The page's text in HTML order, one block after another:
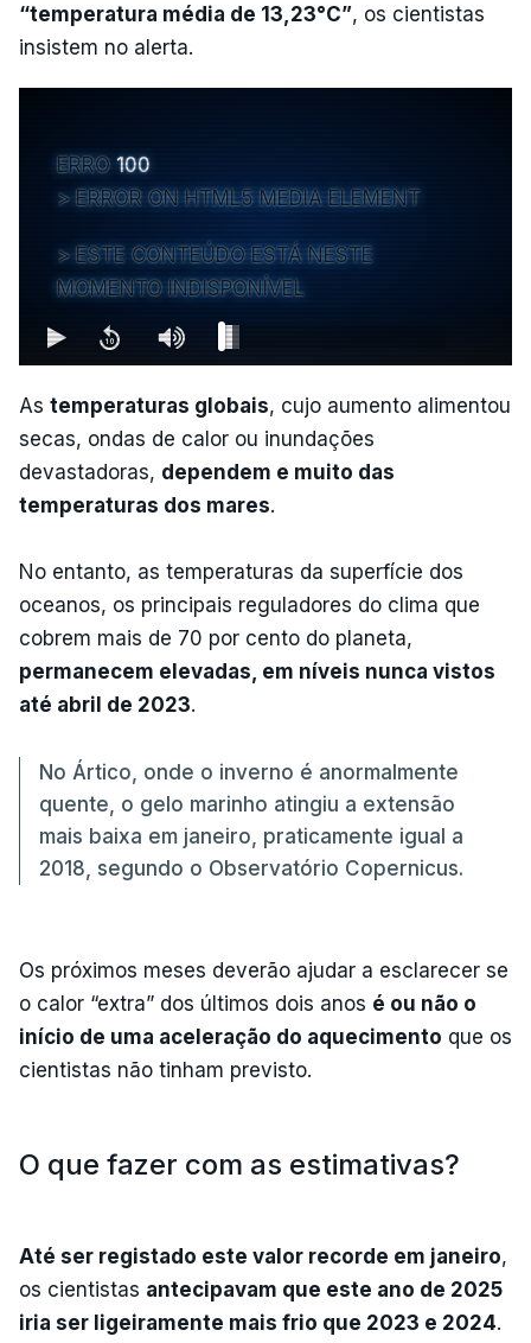
“temperatura média de 13,23°C”, os cientistas
insistem no alerta.
ERRO 100
ERROR ON HTML5 MEDIA ELEMENT
ESTE CONTEÚDO ESTÁ NESTE
MOMENTO INDISPONÍVEL
As temperaturas globais, cujo aumento alimentou
secas, ondas de calor ou inundações
devastadoras, dependem e muito das
temperaturas dos mares.
No entanto, as temperaturas da superfície dos
oceanos, os principais reguladores do clima que
cobrem mais de 70 por cento do planeta,
permanecem elevadas, em níveis nunca vistos
até abril de 2023.
No Ártico, onde o inverno é anormalmente
quente, o gelo marinho atingiu a extensão
mais baixa em janeiro, praticamente igual a
2018, segundo o Observatório Copernicus.
Os próximos meses deverão ajudar a esclarecer se
o calor “extra” dos últimos dois anos é ou não o
início de uma aceleração do aquecimento que os
cientistas não tinham previsto.
O que fazer com as estimativas?
Até ser registado este valor recorde em janeiro,
os cientistas antecipavam que este ano de 2025
iria ser ligeiramente mais frio que 2023 e 2024.